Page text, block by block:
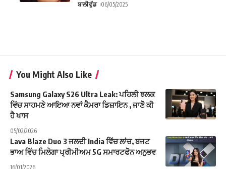
ਬਾਲੀਵੁੱਡ 06/05/2025
You Might Also Like
Samsung Galaxy S26 Ultra Leak: ਪਹਿਲੀ ਝਲਕ
ਵਿੱਚ ਸਾਹਮਣੇ ਆਇਆ ਨਵਾਂ ਕੈਮਰਾ ਡਿਜ਼ਾਇਨ , ਜਾਣੋ ਕੀ
ਹੈ ਖਾਸ
05/02/2026
Lava Blaze Duo 3 ਜਲਦੀ India ਵਿੱਚ ਲਾਂਚ, ਬਜਟ
ਭਾਅ ਵਿੱਚ ਮਿਲੇਗਾ ਪ੍ਰੀਮੀਅਮ 5G ਸਮਾਰਟਫੋਨ ਅਨੁਭਵ
16/01/2026